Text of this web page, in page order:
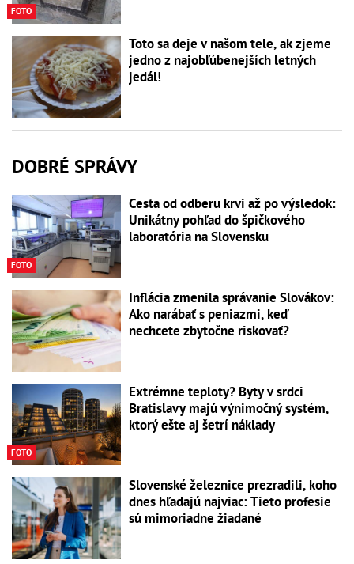
FOTO
Toto sa deje v našom tele, ak zjeme
jedno z najobľúbenejších letných
jedál!
DOBRÉ SPRÁVY
FOTO
Cesta od odberu krvi až po výsledok:
Unikátny pohľad do špičkového
laboratória na Slovensku
Inflácia zmenila správanie Slovákov:
Ako narábať s peniazmi, keď
nechcete zbytočne riskovať?
FOTO
Extrémne teploty? Byty v srdci
Bratislavy majú výnimočný systém,
ktorý ešte aj šetrí náklady
Slovenské železnice prezradili, koho
dnes hľadajú najviac: Tieto profesie
sú mimoriadne žiadané